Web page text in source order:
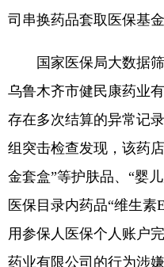
司串换药品套取医保基
国家医保局大数据筛
乌鲁木齐市健民康药业
存在多次结算的异常记
组突击检查发现，该药
金套盒”等护肤品、“婴
医保目录内药品“维生素
用参保人医保个人账户
药业有限公司的行为涉